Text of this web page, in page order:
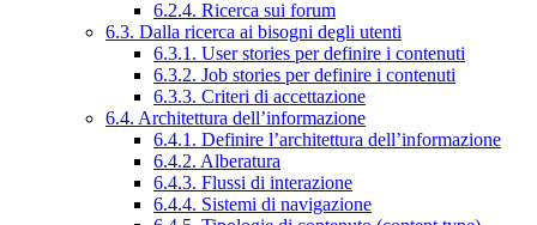
6.2.4. Ricerca sui forum
6.3. Dalla ricerca ai bisogni degli utenti
6.3.1. User stories per definire i contenuti
6.3.2. Job stories per definire i contenuti
6.3.3. Criteri di accettazione
6.4. Architettura dell’informazione
6.4.1. Definire l’architettura dell’informazione
6.4.2. Alberatura
6.4.3. Flussi di interazione
6.4.4. Sistemi di navigazione